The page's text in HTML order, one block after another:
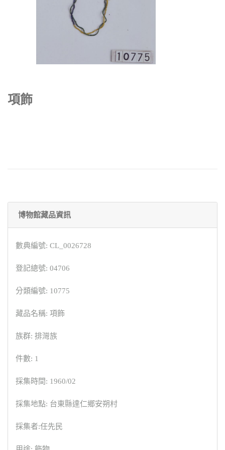
項飾
博物館藏品資訊
數典編號: CL_0026728
登記總號: 04706
分類編號: 10775
藏品名稱: 項飾
族群: 排灣族
件數: 1
採集時間: 1960/02
採集地點: 台東縣達仁鄉安朔村
採集者:任先民